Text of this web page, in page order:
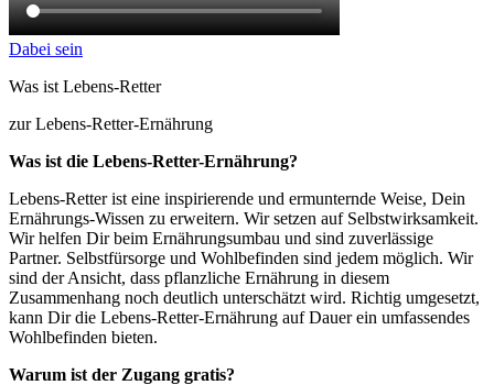
Dabei sein
Was ist Lebens-Retter
zur Lebens-Retter-Ernährung
Was ist die Lebens-Retter-Ernährung?
Lebens-Retter ist eine inspirierende und ermunternde Weise, Dein
Ernährungs-Wissen zu erweitern. Wir setzen auf Selbstwirksamkeit.
Wir helfen Dir beim Ernährungsumbau und sind zuverlässige
Partner. Selbstfürsorge und Wohlbefinden sind jedem möglich. Wir
sind der Ansicht, dass pflanzliche Ernährung in diesem
Zusammenhang noch deutlich unterschätzt wird. Richtig umgesetzt,
kann Dir die Lebens-Retter-Ernährung auf Dauer ein umfassendes
Wohlbefinden bieten.
Warum ist der Zugang gratis?